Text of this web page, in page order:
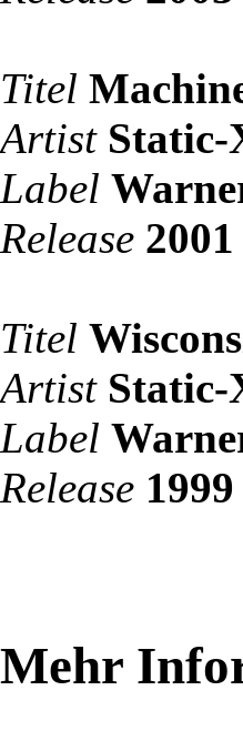
Titel
Artist Static-
Label
Release 2001
Titel
Artist Static-
Label
Release 1999
Mehr